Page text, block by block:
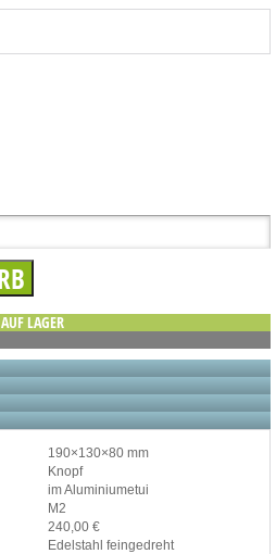
AUF LAGER
190×130×80 mm
Knopf
im Aluminiumetui
M2
240,00 €
Edelstahl feingedreht